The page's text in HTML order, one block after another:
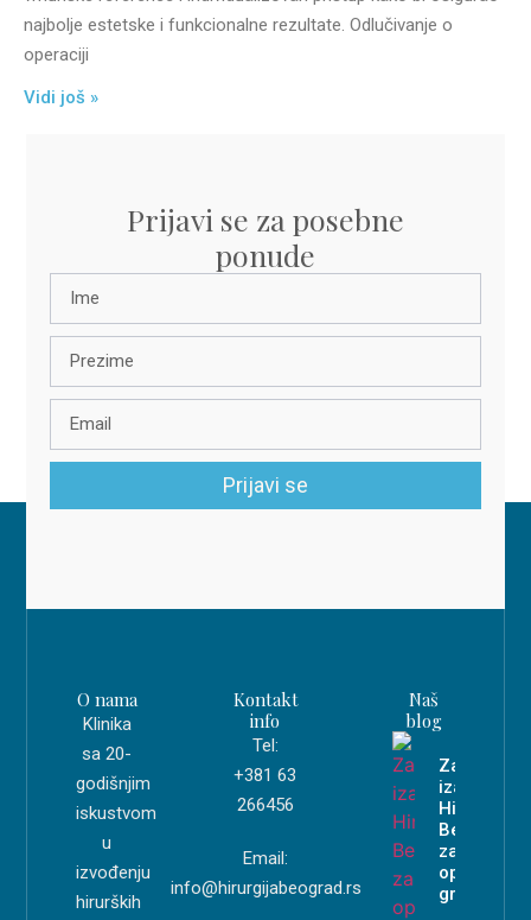
najbolje estetske i funkcionalne rezultate. Odlučivanje o
operaciji
Vidi još »
Prijavi se za posebne
ponude
Prijavi se
O nama
Klinika
sa 20-
godišnjim
iskustvom
u
izvođenju
hirurških
Kontakt
info
Tel:
+381 63
266456
Email:
info@hirurgijabeograd.rs
Naš
blog
Zašto
izabrati
Hirurgiju
Beograd
za
operaciju
grudi?